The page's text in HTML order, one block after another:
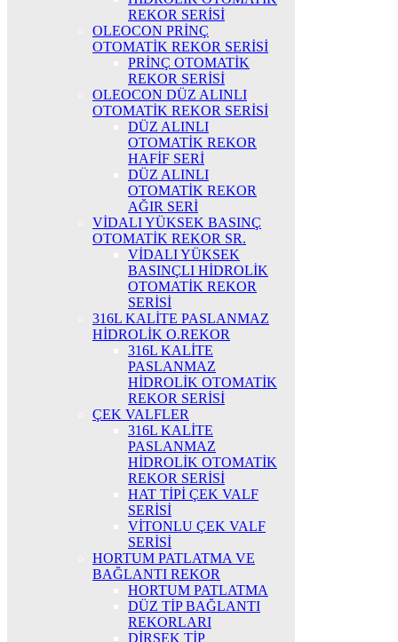
REKOR SERİSİ
OLEOCON PRİNÇ
OTOMATİK REKOR SERİSİ
PRİNÇ OTOMATİK
REKOR SERİSİ
OLEOCON DÜZ ALINLI
OTOMATİK REKOR SERİSİ
DÜZ ALINLI
OTOMATİK REKOR
HAFİF SERİ
DÜZ ALINLI
OTOMATİK REKOR
AĞIR SERİ
VİDALI YÜKSEK BASINÇ
OTOMATİK REKOR SR.
VİDALI YÜKSEK
BASINÇLI HİDROLİK
OTOMATİK REKOR
SERİSİ
316L KALİTE PASLANMAZ
HİDROLİK O.REKOR
316L KALİTE
PASLANMAZ
HİDROLİK OTOMATİK
REKOR SERİSİ
ÇEK VALFLER
316L KALİTE
PASLANMAZ
HİDROLİK OTOMATİK
REKOR SERİSİ
HAT TİPİ ÇEK VALF
SERİSİ
VİTONLU ÇEK VALF
SERİSİ
HORTUM PATLATMA VE
BAĞLANTI REKOR
HORTUM PATLATMA
DÜZ TİP BAĞLANTI
REKORLARI
DİRSEK TİP